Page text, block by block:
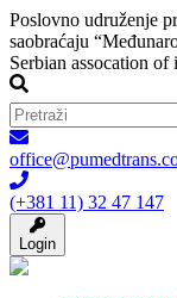
Poslovno udruženje
saobraćaju
Serbian assocation
(+381 11) 32 47 147
Login